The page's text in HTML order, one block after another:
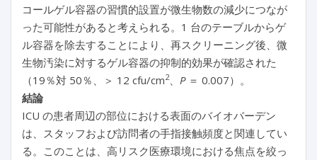
コールゲル容器の習慣的設置が微生物数の減少につなが
った可能性があると考えられる。1 台のテーブルからゲ
ル容器を除去することにより、再スクリーニング後、微
生物汚染に対するゲル容器の抑制的効果が確認された
（19％対 50％、＞ 12 cfu/cm2、 P＝ 0.007）。
結論
ICU の患者周辺の部位における表面のバイオバーデン
は、スタッフおよび訪問者の手指接触頻度と関連してい
る。このことは、高リスク医療環境における焦点を絞っ